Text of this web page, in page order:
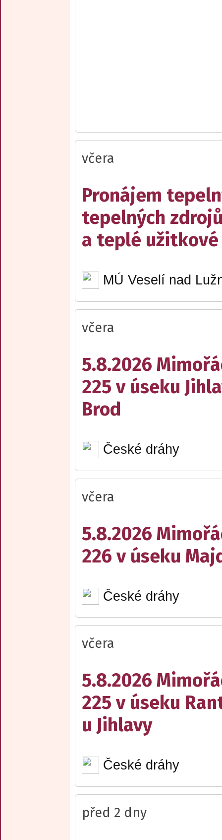
včera
Pronájem
tepelných
a teplé užitkové
MÚ Veselí nad
včera
5.8.2026
225 v úseku
Brod
České dráhy
včera
5.8.2026
226 v úseku
České dráhy
včera
5.8.2026
225 v úseku
u Jihlavy
České dráhy
před 2 dny